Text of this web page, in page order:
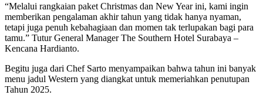
“Melalui rangkaian paket Christmas dan New Year ini, kami ingin
memberikan pengalaman akhir tahun yang tidak hanya nyaman,
tetapi juga penuh kebahagiaan dan momen tak terlupakan bagi para
tamu.” Tutur General Manager The Southern Hotel Surabaya –
Kencana Hardianto.
Begitu juga dari Chef Sarto menyampaikan bahwa tahun ini banyak
menu jadul Western yang diangkat untuk memeriahkan penutupan
Tahun 2025.